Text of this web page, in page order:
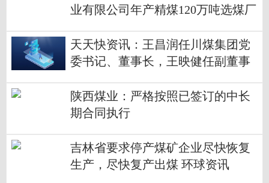
业有限公司年产精煤120万吨选煤厂
天天快资讯：王昌润任川煤集团党
委书记、董事长，王映健任副董事
陕西煤业：严格按照已签订的中长
期合同执行
吉林省要求停产煤矿企业尽快恢复
生产，尽快复产出煤 环球资讯